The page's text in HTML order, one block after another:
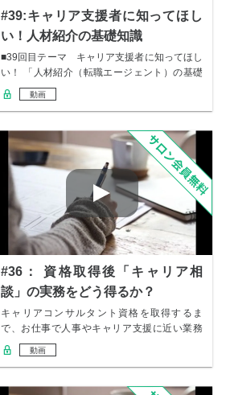
#39:キャリア支援者に知ってほし
い！人材紹介の基礎知識
■39回目テーマ キャリア支援者に知ってほし
い！ 「人材紹介（転職エージェント）の基礎
知識…
動画
#36： 資格取得後「キャリア相
談」の実務をどう得るか？
キャリアコンサルタント資格を取得するま
で、お仕事で人事やキャリア支援に近い業務
には未経験だ…
動画